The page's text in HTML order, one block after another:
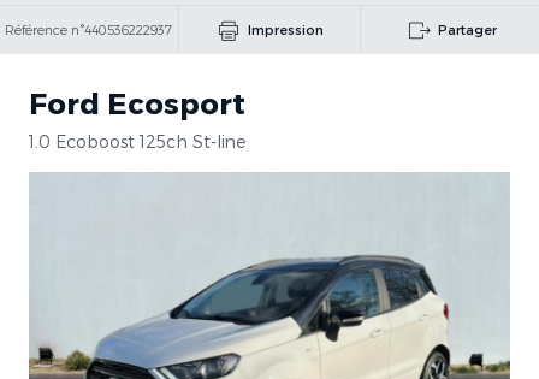
Référence n°440536222937 Impression Partager
Ford Ecosport
1.0 Ecoboost 125ch St-line